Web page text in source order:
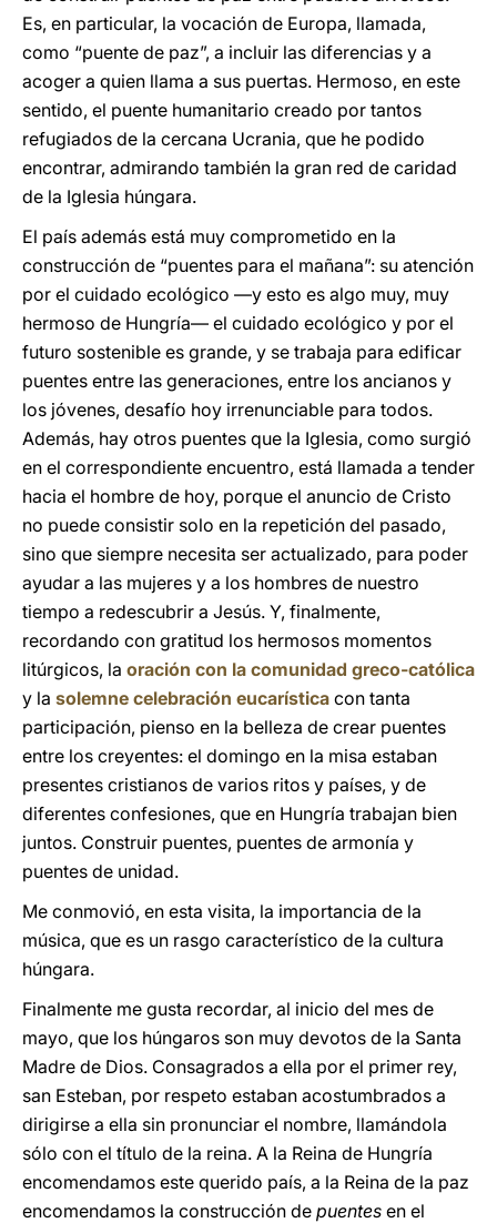
Es, en particular, la vocación de Europa, llamada,
como “puente de paz”, a incluir las diferencias y a
acoger a quien llama a sus puertas. Hermoso, en este
sentido, el puente humanitario creado por tantos
refugiados de la cercana Ucrania, que he podido
encontrar, admirando también la gran red de caridad
de la Iglesia húngara.
El país además está muy comprometido en la
construcción de “puentes para el mañana”: su atención
por el cuidado ecológico —y esto es algo muy, muy
hermoso de Hungría— el cuidado ecológico y por el
futuro sostenible es grande, y se trabaja para edificar
puentes entre las generaciones, entre los ancianos y
los jóvenes, desafío hoy irrenunciable para todos.
Además, hay otros puentes que la Iglesia, como surgió
en el correspondiente encuentro, está llamada a tender
hacia el hombre de hoy, porque el anuncio de Cristo
no puede consistir solo en la repetición del pasado,
sino que siempre necesita ser actualizado, para poder
ayudar a las mujeres y a los hombres de nuestro
tiempo a redescubrir a Jesús. Y, finalmente,
recordando con gratitud los hermosos momentos
litúrgicos, la oración con la comunidad greco-católica
y la solemne celebración eucarística con tanta
participación, pienso en la belleza de crear puentes
entre los creyentes: el domingo en la misa estaban
presentes cristianos de varios ritos y países, y de
diferentes confesiones, que en Hungría trabajan bien
juntos. Construir puentes, puentes de armonía y
puentes de unidad.
Me conmovió, en esta visita, la importancia de la
música, que es un rasgo característico de la cultura
húngara.
Finalmente me gusta recordar, al inicio del mes de
mayo, que los húngaros son muy devotos de la Santa
Madre de Dios. Consagrados a ella por el primer rey,
san Esteban, por respeto estaban acostumbrados a
dirigirse a ella sin pronunciar el nombre, llamándola
sólo con el título de la reina. A la Reina de Hungría
encomendamos este querido país, a la Reina de la paz
encomendamos la construcción de puentes en el